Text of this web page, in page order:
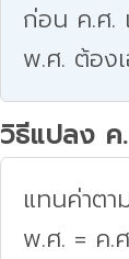
ก่อน ค.ศ.
พ.ศ. ต้อง
วิธีแปลง ค
แทนค่าต
พ.ศ. = ค.